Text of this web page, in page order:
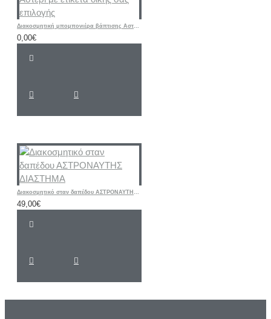
Διακοσμητική μπομπονιέρα βάπτισης Αστέρι με ετικέτα δικής σας επιλογής
0,00€
Διακοσμητικό σταν δαπέδου ΑΣΤΡΟΝΑΥΤΗΣ ΔΙΑΣΤΗΜΑ
49,00€